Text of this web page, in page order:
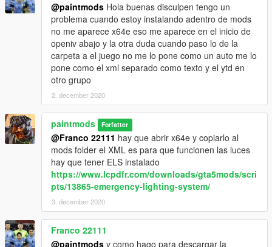
@paintmods Hola buenas disculpen tengo un
problema cuando estoy instalando adentro de mods
no me aparece x64e eso me aparece en el inicio de
openiv abajo y la otra duda cuando paso lo de la
carpeta a el juego no me lo pone como un auto me lo
pone como el xml separado como texto y el ytd en
otro grupo
2. december 2020
paintmods Forfatter
@Franco 22111 hay que abrir x64e y copiarlo al
mods folder el XML es para que funcionen las luces
hay que tener ELS instalado
https://www.lcpdfr.com/downloads/gta5mods/scri
pts/13865-emergency-lighting-system/
3. december 2020
Franco 22111
@paintmods y como hago para descargar la